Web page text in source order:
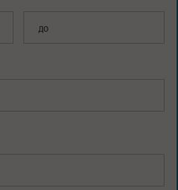
до